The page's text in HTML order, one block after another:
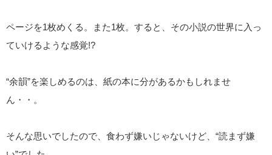
ページを1枚めくる。また1枚。すると、その小説の世界に入っ
ていけるような感覚!?
“余韻”を楽しめるのは、紙の本に分があるかもしれませ
ん・・。
そんな思いでしたので、食わず嫌いじゃないけど、“読まず嫌